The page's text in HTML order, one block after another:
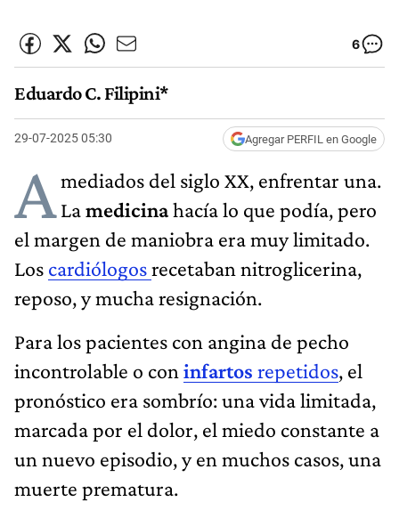
6
Eduardo C. Filipini*
29-07-2025 05:30 Agregar PERFIL en Google
Amediados del siglo XX, enfrentar una.
Lamedicinahacía lo que podía, pero
el margen de maniobra era muy limitado.
Los cardiólogosrecetaban nitroglicerina,
reposo, y mucha resignación.
Para los pacientes con angina de pecho
incontrolable o con infartos repetidos, el
pronóstico era sombrío: una vida limitada,
marcada por el dolor, el miedo constante a
un nuevo episodio, y en muchos casos, una
muerte prematura.